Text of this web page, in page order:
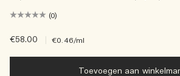
(0)
€58.00 €0.46/ml
Toevoegen aan